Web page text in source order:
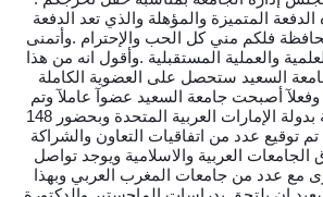
المتميزة والمؤهلة والذي تعد الدفعة
فلكم مني كل الحب والإحترام .وأتمنى
والعملية المستقبلية .وأقول انه من هذا
جامعة السعيد ستحصل على العضوية الكاملة
وفعلآ أصبحت جامعة السعيد عضوآ عاملآ وتم
اعلان انضمامها للعضوية بدولة الإمارات العربية المتحدة وبحضور 148
توقيع عدد من اتفاقيات التعاون والشراكة
العربية والاسلامية ويوجد تواصل
مع عدد من جامعات المغرب العربي وبهذا